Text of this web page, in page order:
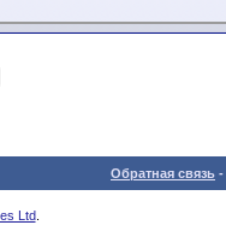
Обратная связь -
Ltd.